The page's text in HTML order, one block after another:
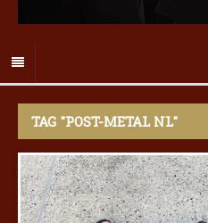
TAG "POST-METAL NL"